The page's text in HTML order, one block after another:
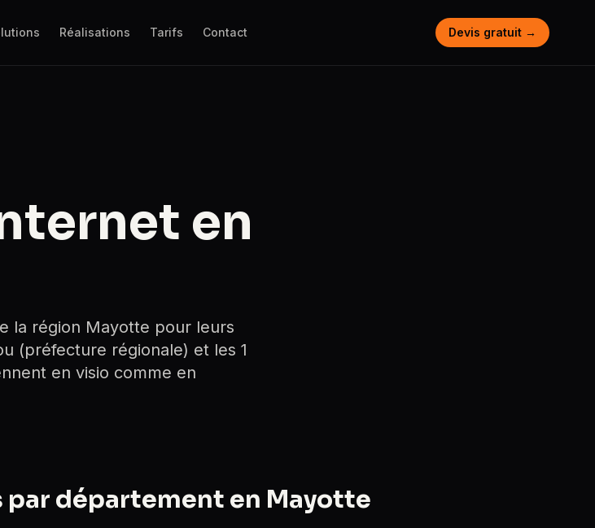
Réalisations Tarifs Contact Devis gratuit →
en
la région Mayotte pour leurs
(préfecture régionale) et les 1
en visio comme en
département en Mayotte